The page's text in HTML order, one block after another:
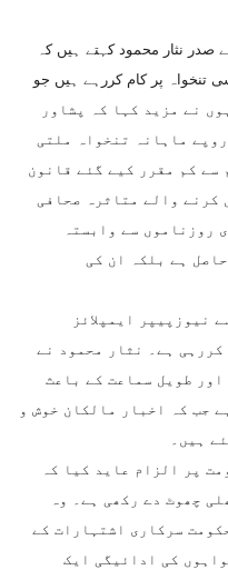
صدر نثار محمود کہتے ہیں کہ
تنخواہ پر کام کررہے ہیں جو
نے مزید کہا کہ پشاور
ماہانہ تنخواہ ملتی
سے کم مقرر کیے گئے قانون
کرنے والے متاثرہ صحافی
روزناموں سے وابستہ
ہے بلکہ ان کی
نیوزپیپر ایمپلائز
ہے۔ نثار محمود نے
طویل سماعت کے باعث
جب کہ اخبار مالکان خوش و
ہیں۔
پر الزام عاید کیا کہ
چھوٹ دے رکھی ہے۔ وہ
سرکاری اشتہارات کے
کی ادائیگی ایک